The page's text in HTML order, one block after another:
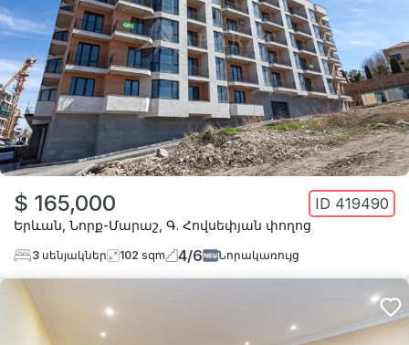
$ 165,000 ID 419490
Երևան Նորք-Մարաշ Գ. Հովսեփյան փողոց
3 սենյակներ 102 sqm 4/6 Նորակառույց